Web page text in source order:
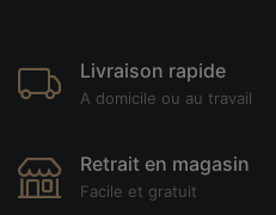
Livraison rapide
A domicile ou au travail
Retrait en magasin
Facile et gratuit